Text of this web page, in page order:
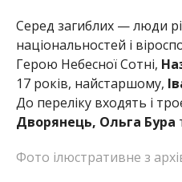
Серед загиблих — люди
національностей і
Герою Небесної Сотні,
17 років, найстаршому,
До переліку входять і
Дворянець, Ольга Бура
Фото ілюстративне з